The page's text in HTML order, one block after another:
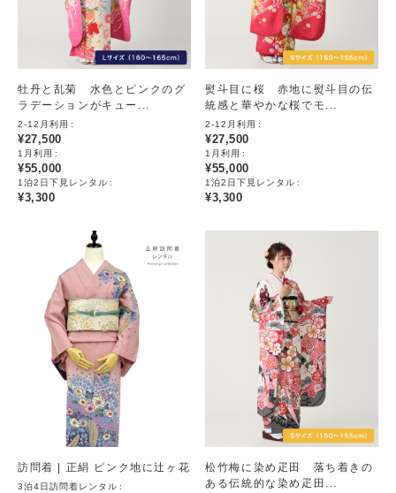
牡丹と乱菊 水色とピンクのグ
ラデーションがキュー...
2-12月利用
¥27,500
1月利用
¥55,000
1泊2日下見レンタル
¥3,300
熨斗目に桜 赤地に熨斗目の伝
統感と華やかな桜でモ...
2-12月利用
¥27,500
1月利用
¥55,000
1泊2日下見レンタル
¥3,300
訪問着 | 正絹 ピンク地に辻ヶ花
3泊4日訪問着レンタル
松竹梅に染め疋田 落ち着きの
ある伝統的な染め疋田...